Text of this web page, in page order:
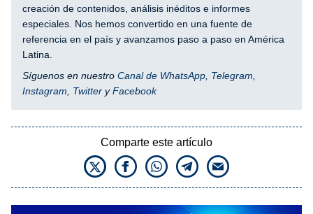
creación de contenidos, análisis inéditos e informes
especiales. Nos hemos convertido en una fuente de
referencia en el país y avanzamos paso a paso en América
Latina.
Síguenos en nuestro Canal de WhatsApp Telegram
Instagram
Twitter yFacebook
Comparte este artículo